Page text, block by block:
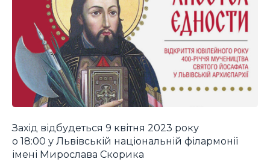
Захід відбудеться 9 квітня 2023 року
о 18:00 у Львівській національній філармонії
імені Мирослава Скорика